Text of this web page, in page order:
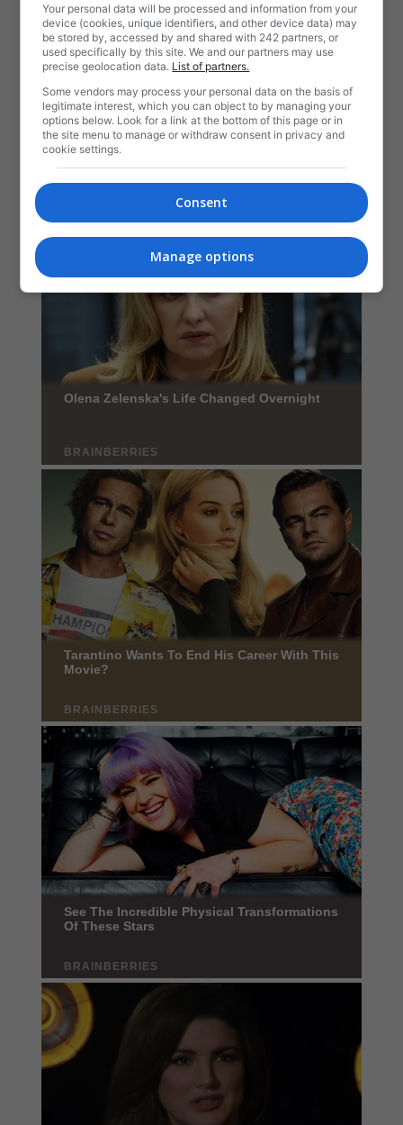
Your personal data will be processed and information from your
device (cookies, unique identifiers, and other device data) may
be stored by, accessed by and shared with 242 partners, or
used specifically by this site. We and our partners may use
precise geolocation data. List of partners.
Some vendors may process your personal data on the basis of
legitimate interest, which you can object to by managing your
options below. Look for a link at the bottom of this page or in
the site menu to manage or withdraw consent in privacy and
cookie settings.
Consent
Manage options